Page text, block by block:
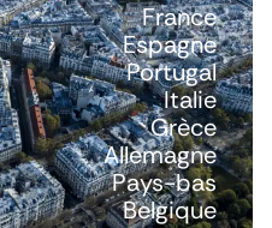
France
Espagne
Portugal
Italie
Grèce
Allemagne
Pays-bas
Belgique